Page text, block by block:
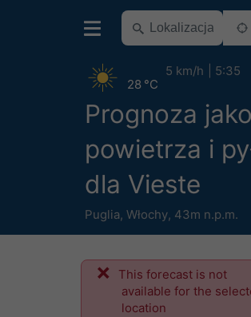
Prognoza
powietrza i
dla Vieste
Puglia, Włochy, 43m n.p.m.
28 °C
5 km/h 5:35
This forecast is not
available for the
location